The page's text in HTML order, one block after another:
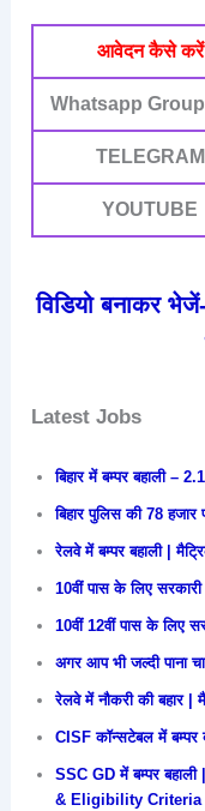
आवेदन कैसे करें
Whatsapp
TELEGRAM
YOUTUBE
विडियो बनाकर
Latest Jobs
बिहार में बम्पर बहाली –
बिहार पुलिस की 78
रेलवे में बम्पर बहाली |
10वीं पास के लिए
10वीं 12वीं पास के लिए
अगर आप भी जल्दी पाना
रेलवे में नौकरी की बहार |
CISF कॉन्सटेबल में बम्पर
SSC GD में बम्पर
& Eligibility Criteria